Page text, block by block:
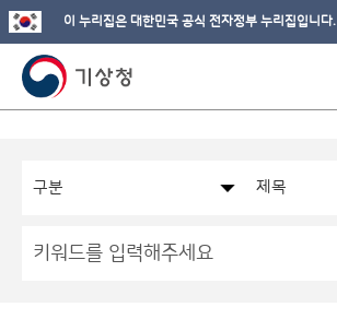
이 누리집은 대한민국 공식 전자정부 누리집입니다.